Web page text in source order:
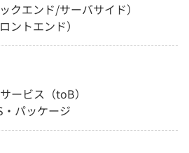
クエンド/サーバサイド）
ントエンド）
ービス（toB）
パッケージ